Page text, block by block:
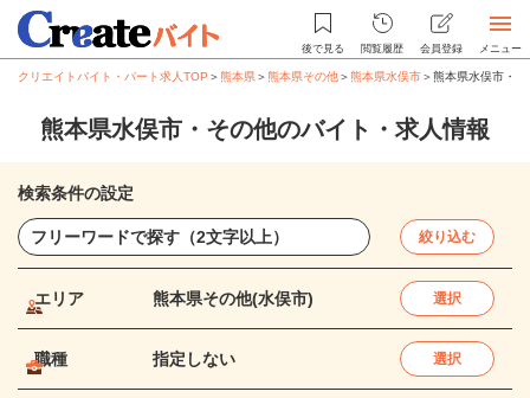
後で見る 閲覧履歴 会員登録 メニュー
クリエイトバイト・パート求人TOP ＞熊本県＞熊本県その他＞熊本県水俣市＞熊本県水俣市・
熊本県水俣市・その他のバイト・求人情報
検索条件の設定
絞り込む
エリア 熊本県その他(水俣市) 選択
職種 指定しない 選択